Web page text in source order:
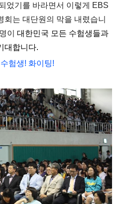
었기를 바라면서 이렇게 EBS
는 대단원의 막을 내렸습니
이 대 한민국 모든 수험생들과
대합니다.
험생! 화이팅!